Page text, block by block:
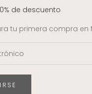
de descuento
tu primera compra en